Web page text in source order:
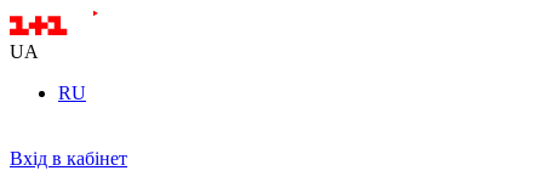
UA
RU
Вхід в кабінет